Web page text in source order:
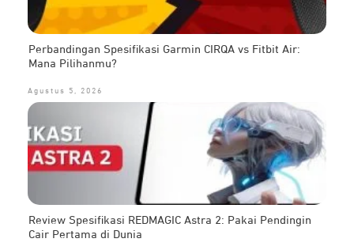
Perbandingan Spesifikasi Garmin CIRQA vs Fitbit Air:
Mana Pilihanmu?
Agustus 5, 2026
Review Spesifikasi REDMAGIC Astra 2: Pakai Pendingin
Cair Pertama di Dunia